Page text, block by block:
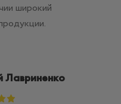
широкий
Лавриненко